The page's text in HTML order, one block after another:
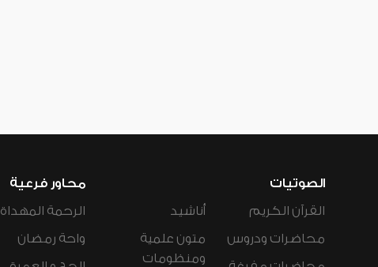
الصوتيات
القرآن الكريم
محاضرات ودروس
أناشيد
متون علمية
ومنظومات
محاور فرعية
الرحمة المهداة
واحة رمضان